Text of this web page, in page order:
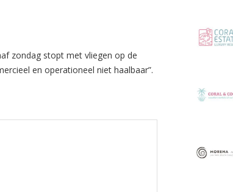
zondag stopt met vliegen op de
en operationeel niet haalbaar”.